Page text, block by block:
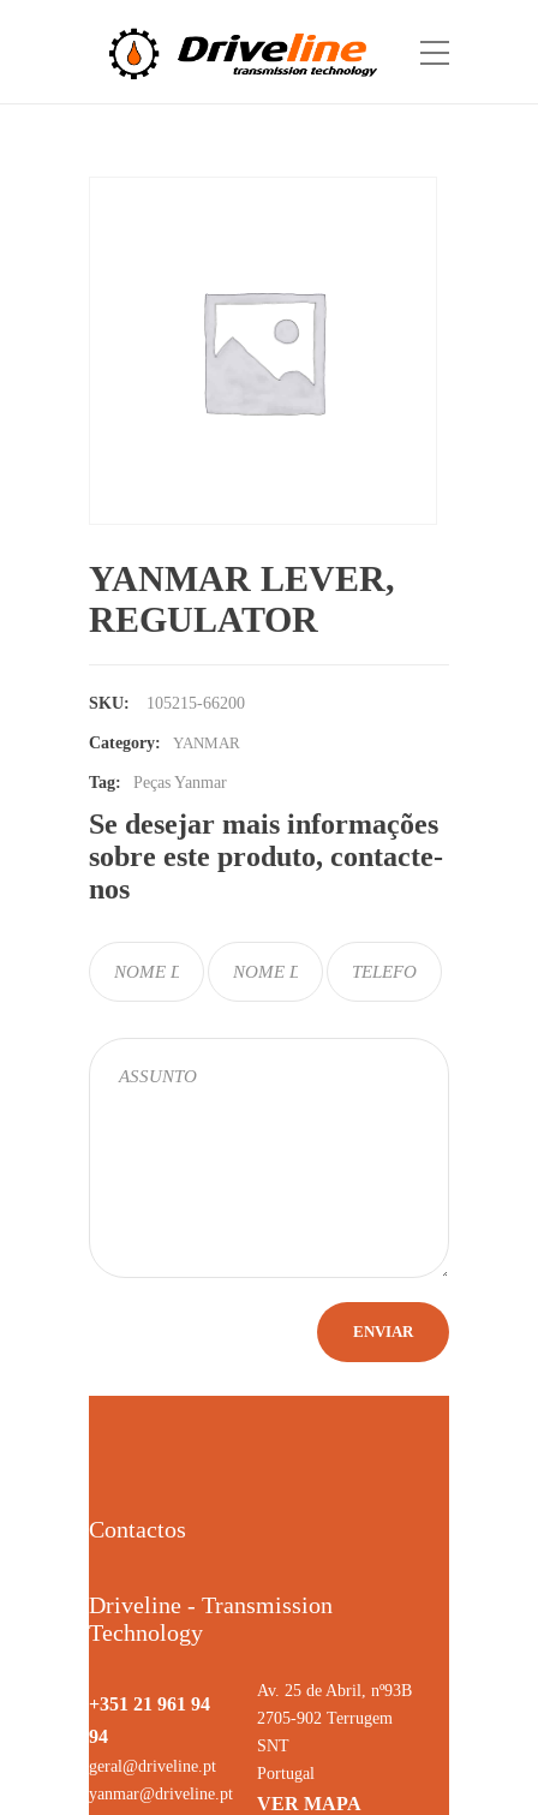
YANMAR LEVER,
REGULATOR
SKU: 105215-66200
Category: YANMAR
Tag: Peças Yanmar
Se desejar mais informações
sobre este produto, contacte-
nos
Contactos
Driveline - Transmission
Technology
+351 21 961 94
94
geral@driveline.pt
yanmar@driveline.pt
Av. 25 de Abril, nº93B
2705-902 Terrugem
SNT
Portugal
VER MAPA